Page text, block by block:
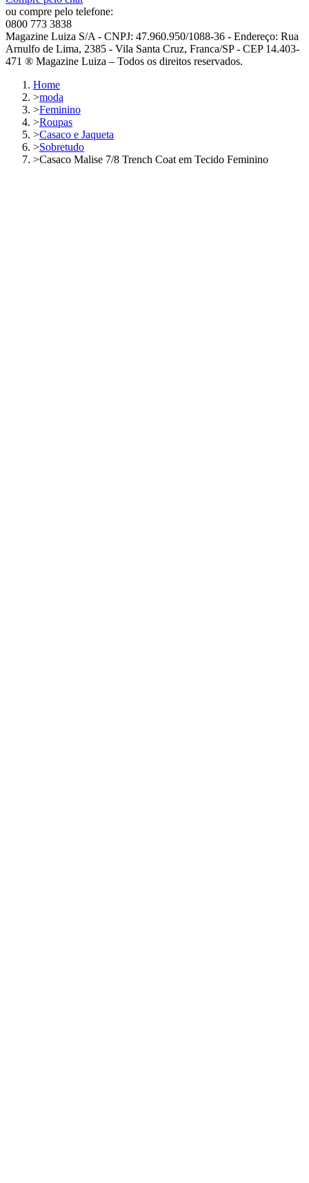
ou compre pelo telefone:
0800 773 3838
Magazine Luiza S/A - CNPJ: 47.960.950/1088-36 - Endereço: Rua
Arnulfo de Lima, 2385 - Vila Santa Cruz, Franca/SP - CEP 14.403-
471 ® Magazine Luiza – Todos os direitos reservados.
Home
>moda
>Feminino
>Roupas
>Casaco e Jaqueta
>Sobretudo
>Casaco Malise 7/8 Trench Coat em Tecido Feminino